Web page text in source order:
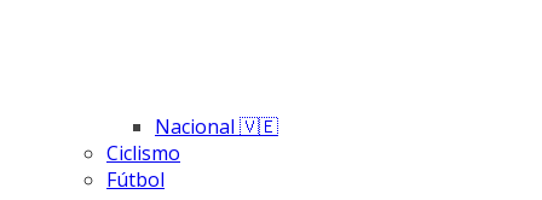
Nacional 🇻🇪
Ciclismo
Fútbol